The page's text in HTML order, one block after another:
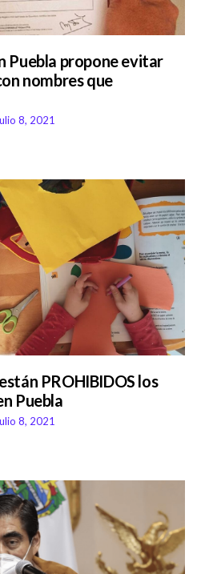
Puebla propone evitar
nombres que
8, 2021
PROHIBIDOS los
Puebla
8, 2021